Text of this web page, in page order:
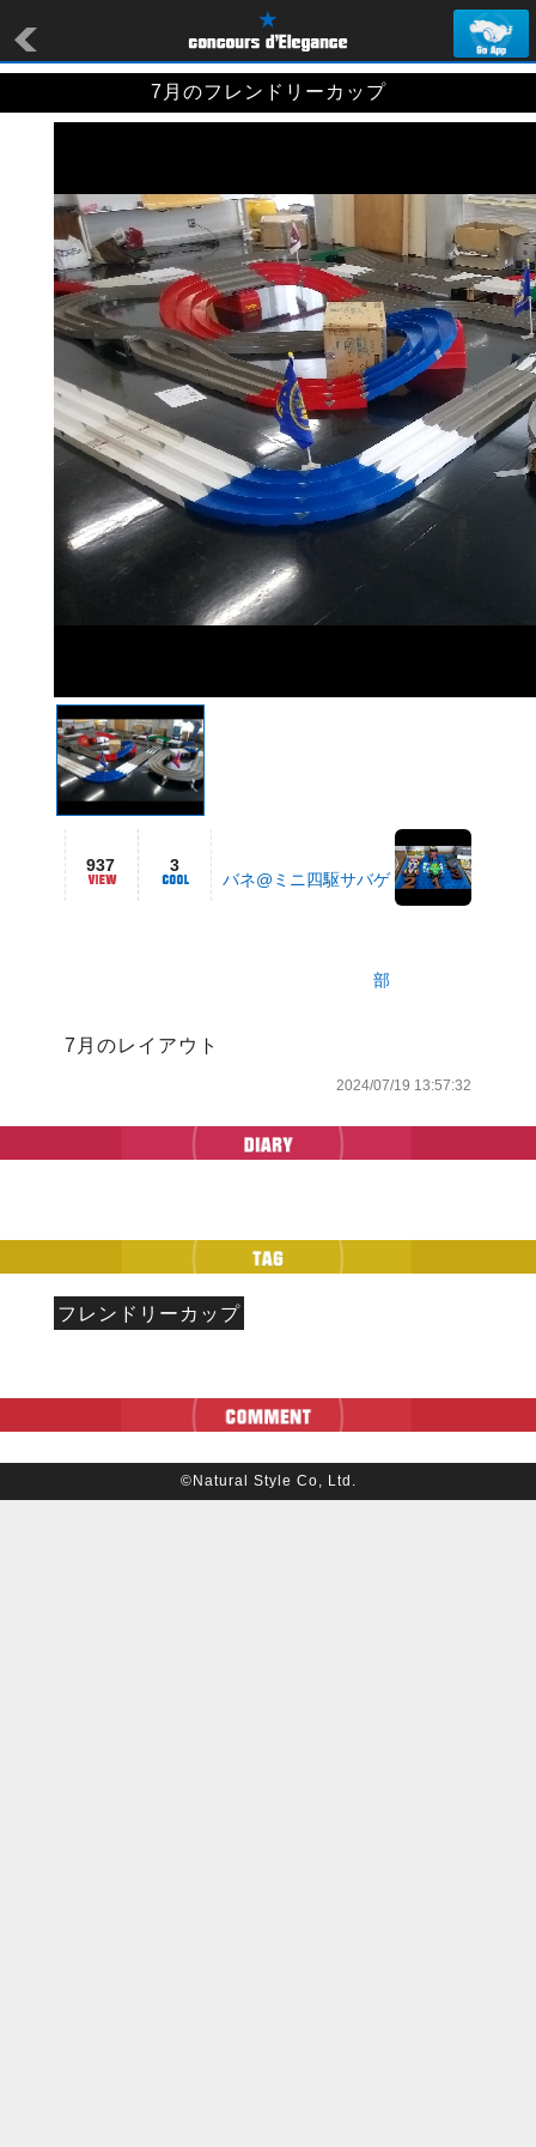
7月のフレンドリーカップ
937 3
バネ@ミニ四駆サバゲ
部
7月のレイアウト
2024/07/19 13:57:32
フレンドリーカップ
©Natural Style Co, Ltd.